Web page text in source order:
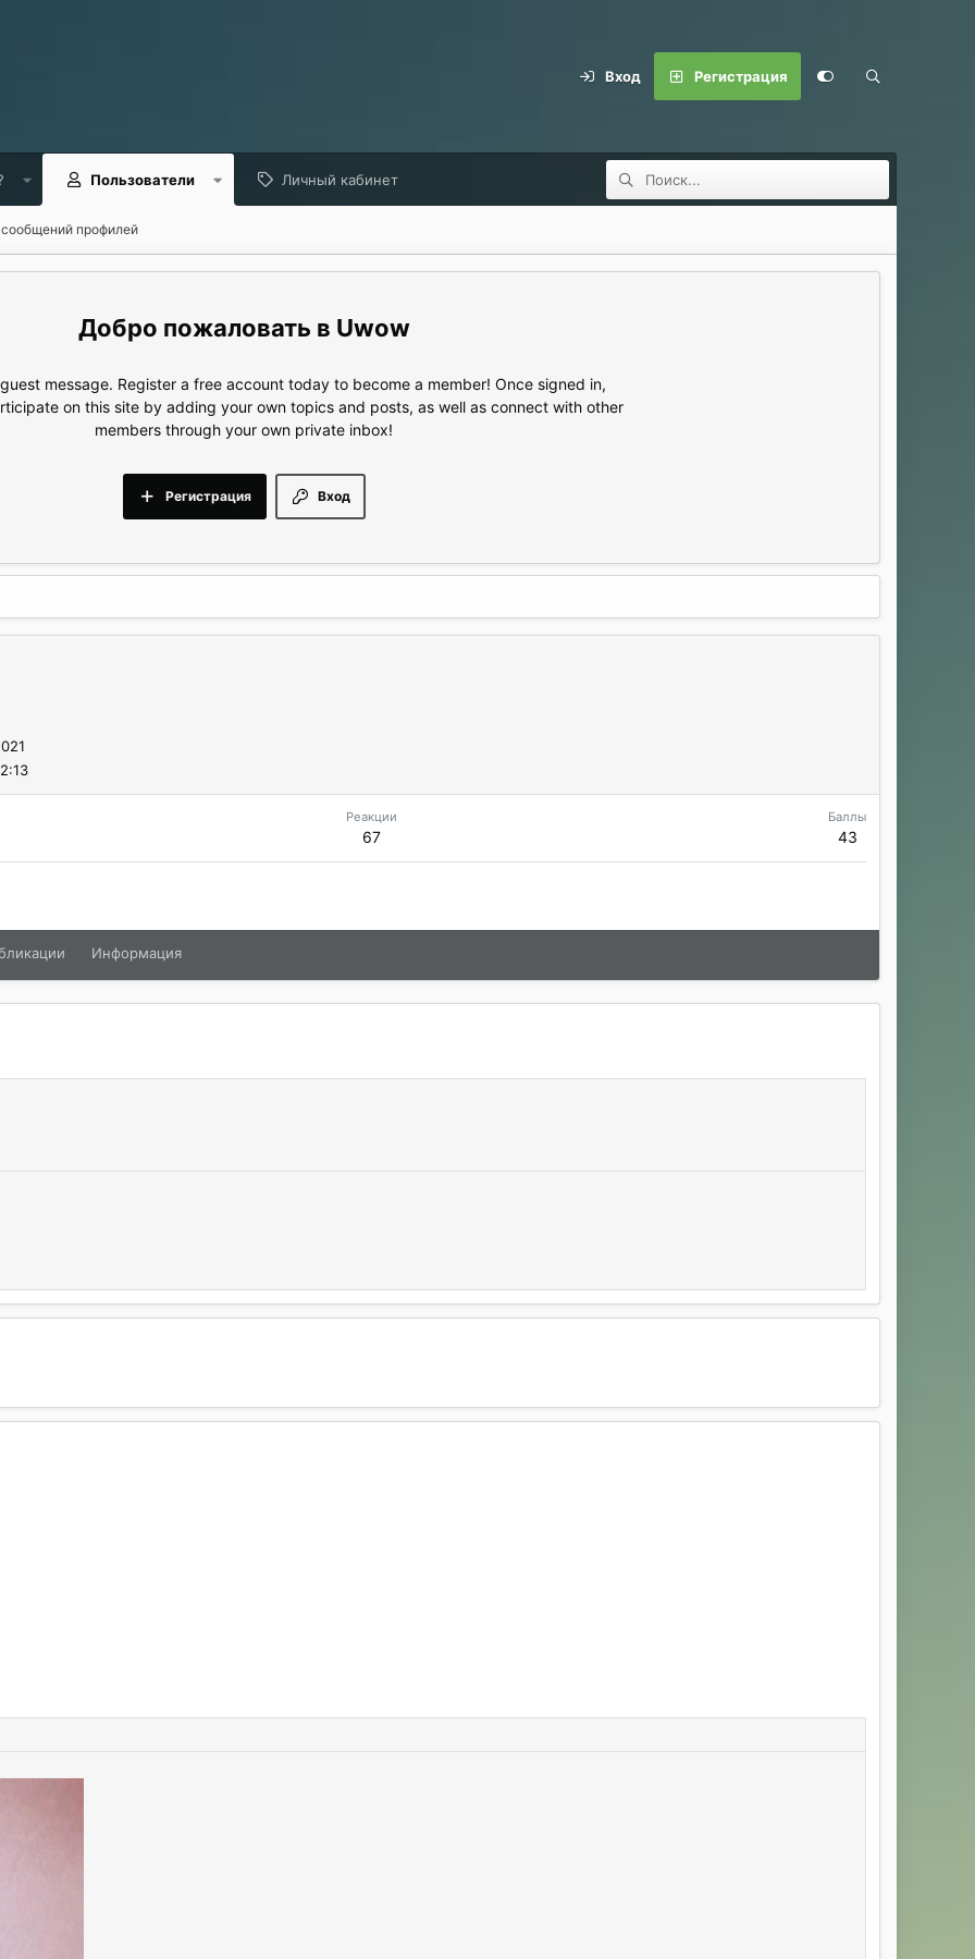
Вход Регистрация
Пользователи Личный кабинет
профилей
Uwow
message. Register a free account today to become a member! Once signed in,
on this site by adding your own topics and posts, as well as connect with other
members through your own private inbox!
Вход
Регистрация
Реакции
67
Баллы
43
Информация